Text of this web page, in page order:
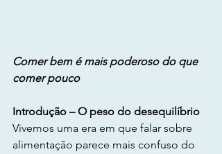
Comer bem é mais poderoso do que
comer pouco
Introdução – O peso do desequilíbrio
Vivemos uma era em que falar sobre
alimentação parece mais confuso do